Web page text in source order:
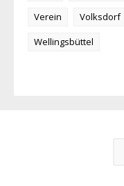
Verein
Volksdorf
Wellingsbüttel